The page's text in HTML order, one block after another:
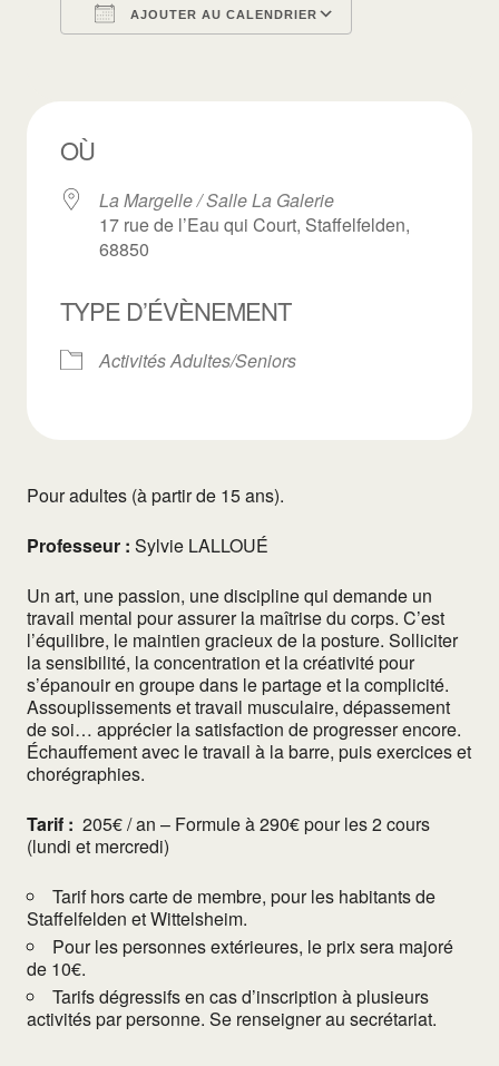
AJOUTER AU CALENDRIER
OÙ
La Margelle / Salle La Galerie
17 rue de l’Eau qui Court, Staffelfelden,
68850
TYPE D’ÉVÈNEMENT
Activités Adultes/Seniors
Pour adultes (à partir de 15 ans).
Professeur : Sylvie LALLOUÉ
Un art, une passion, une discipline qui demande un
travail mental pour assurer la maîtrise du corps. C’est
l’équilibre, le maintien gracieux de la posture. Solliciter
la sensibilité, la concentration et la créativité pour
s’épanouir en groupe dans le partage et la complicité.
Assouplissements et travail musculaire, dépassement
de soi… apprécier la satisfaction de progresser encore.
Échauffement avec le travail à la barre, puis exercices et
chorégraphies.
Tarif : 205€ / an – Formule à 290€ pour les 2 cours
(lundi et mercredi)
Tarif hors carte de membre, pour les habitants de
Staffelfelden et Wittelsheim.
Pour les personnes extérieures, le prix sera majoré
de 10€.
Tarifs dégressifs en cas d’inscription à plusieurs
activités par personne. Se renseigner au secrétariat.